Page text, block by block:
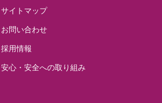
サイトマップ
お問い合わせ
採用情報
安心・安全への取り組み